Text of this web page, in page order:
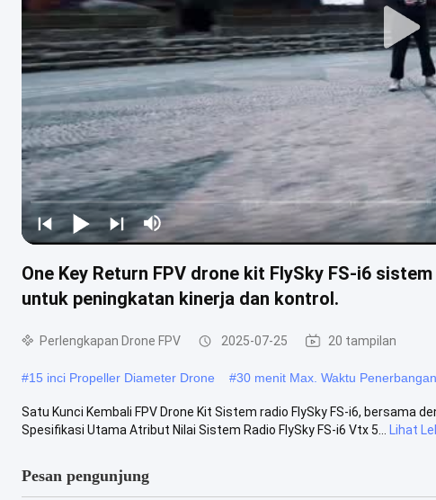
One Key Return FPV drone kit FlySky FS-i6
untuk peningkatan kinerja dan kontrol.
Perlengkapan Drone FPV 2025-07-25 20 tampilan
#15 inci Propeller Diameter Drone #30 menit Max. Waktu Penerbangan
Satu Kunci Kembali FPV Drone Kit Sistem radio FlySky FS-i6, bersama
Spesifikasi Utama Atribut Nilai Sistem Radio FlySky FS-i6 Vtx 5...
Lihat
Pesan pengunjung